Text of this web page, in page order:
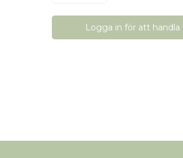
Logga in för att handla